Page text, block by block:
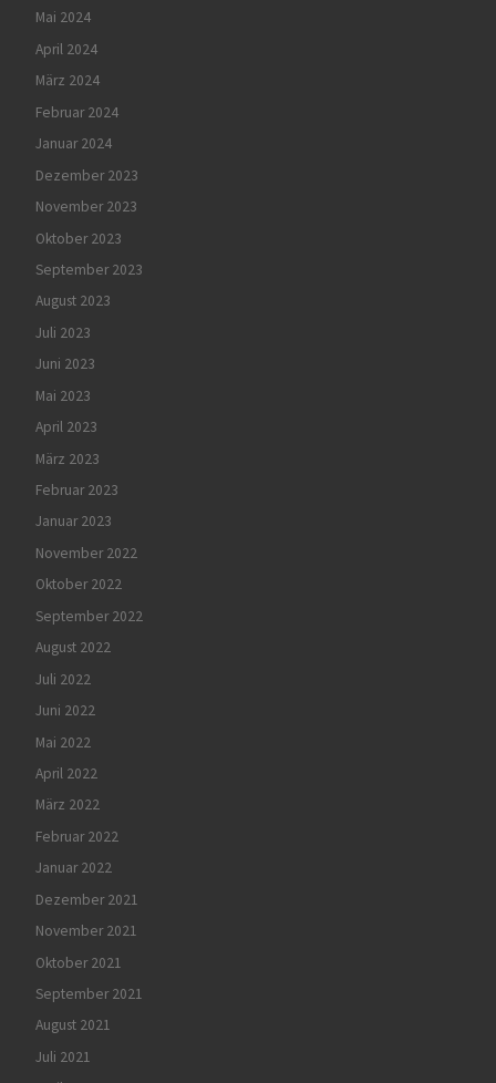
Mai 2024
April 2024
März 2024
Februar 2024
Januar 2024
Dezember 2023
November 2023
Oktober 2023
September 2023
August 2023
Juli 2023
Juni 2023
Mai 2023
April 2023
März 2023
Februar 2023
Januar 2023
November 2022
Oktober 2022
September 2022
August 2022
Juli 2022
Juni 2022
Mai 2022
April 2022
März 2022
Februar 2022
Januar 2022
Dezember 2021
November 2021
Oktober 2021
September 2021
August 2021
Juli 2021